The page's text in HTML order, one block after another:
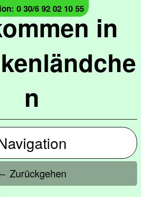
in
n
0 30/6 92 02 10 55
Zurückgehen